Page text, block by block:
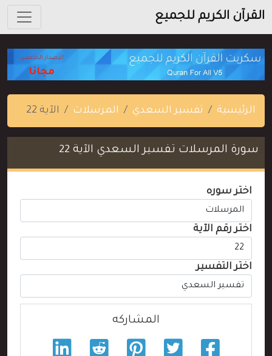
القرآن الكريم للجميع
الرئيسية تفسير السعدي المرسلات الآية 22
سورة المرسلات تفسير السعدي الآية 22
اختر سوره
اختر رقم الآية
اختر التفسير
المشاركه